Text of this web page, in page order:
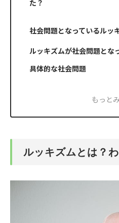
た？
社会問題となっているルッ
ルッキズムが社会問題とな
具体的な社会問題
もっと
ルッキズムとは？